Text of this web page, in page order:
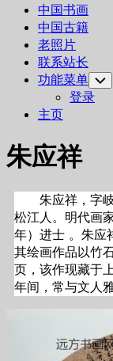
中国书画
中国古籍
老照片
联系站长
功能菜单
Child
Menu
登录
主页
朱应祥
朱应祥，字
松江人。明代画
年）进士 。朱应
其绘画作品以竹
页，该作现藏于
年间，常与文人